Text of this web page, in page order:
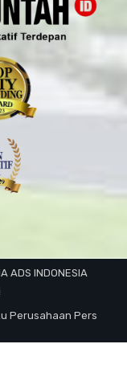
ADS INDONESIA
Perusahaan Pers